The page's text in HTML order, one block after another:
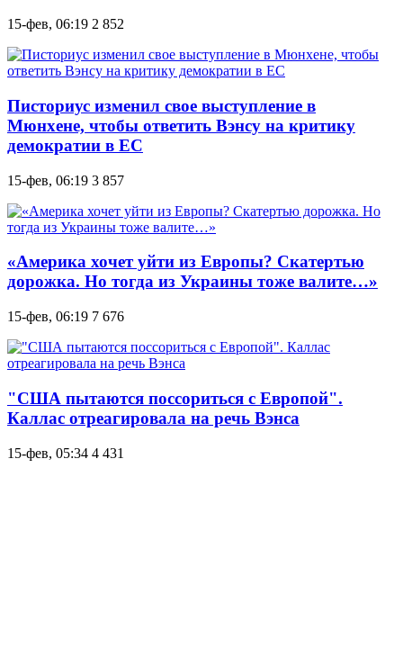
15-фев, 06:19 2 852
Писториус изменил свое выступление в
Мюнхене, чтобы ответить Вэнсу на критику
демократии в ЕС
15-фев, 06:19 3 857
«Америка хочет уйти из Европы? Скатертью
дорожка. Но тогда из Украины тоже валите…»
15-фев, 06:19 7 676
"США пытаются поссориться с Европой".
Каллас отреагировала на речь Вэнса
15-фев, 05:34 4 431